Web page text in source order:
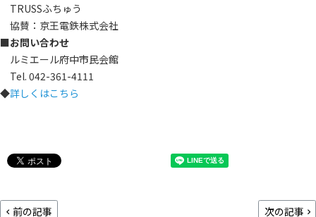
TRUSSふちゅう
協賛：京王電鉄株式会社
■お問い合わせ
ルミエール府中市民会館
Tel. 042-361-4111
◆詳しくはこちら
前の記事 次の記事